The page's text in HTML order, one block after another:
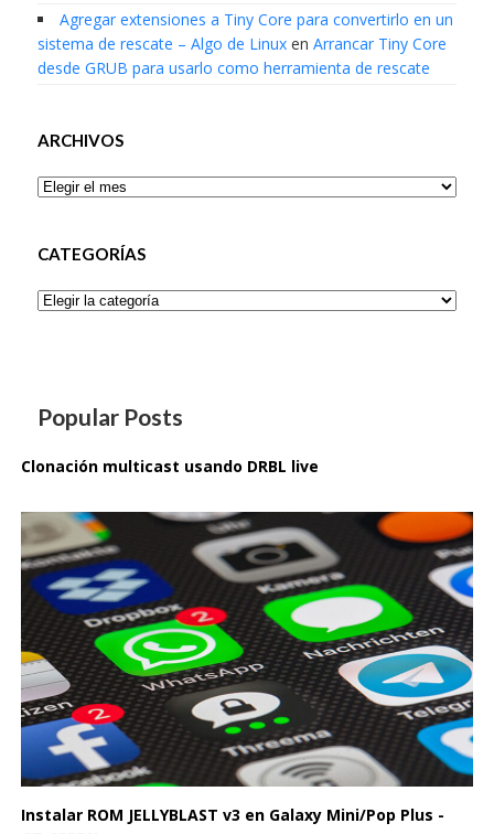
Agregar extensiones a Tiny Core para convertirlo en un
sistema de rescate – Algo de Linuxen Arrancar Tiny Core
desde GRUB para usarlo como herramienta de rescate
ARCHIVOS
Archivos
CATEGORÍAS
Categorías
Popular Posts
Clonación multicast usando DRBL live
Instalar ROM JELLYBLAST v3 en Galaxy Mini/Pop Plus -